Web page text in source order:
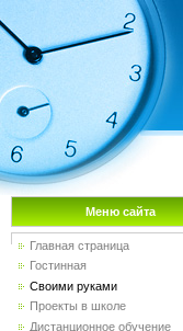
Меню сайта
Главная страница
Гостинная
Своими руками
Проекты в школе
Дистанционное обучение